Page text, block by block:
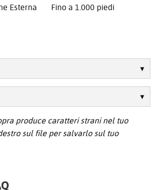
Esterna Fino a 1.000 piedi
produce caratteri strani nel tuo
sul file per salvarlo sul tuo